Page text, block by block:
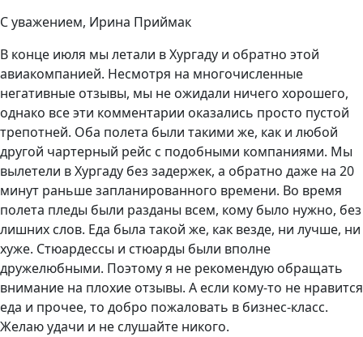
С уважением, Ирина Приймак
В конце июля мы летали в Хургаду и обратно этой
авиакомпанией. Несмотря на многочисленные
негативные отзывы, мы не ожидали ничего хорошего,
однако все эти комментарии оказались просто пустой
трепотней. Оба полета были такими же, как и любой
другой чартерный рейс с подобными компаниями. Мы
вылетели в Хургаду без задержек, а обратно даже на 20
минут раньше запланированного времени. Во время
полета пледы были разданы всем, кому было нужно, без
лишних слов. Еда была такой же, как везде, ни лучше, ни
хуже. Стюардессы и стюарды были вполне
дружелюбными. Поэтому я не рекомендую обращать
внимание на плохие отзывы. А если кому-то не нравится
еда и прочее, то добро пожаловать в бизнес-класс.
Желаю удачи и не слушайте никого.